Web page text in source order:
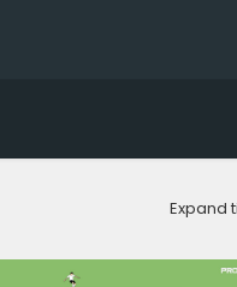
Expand